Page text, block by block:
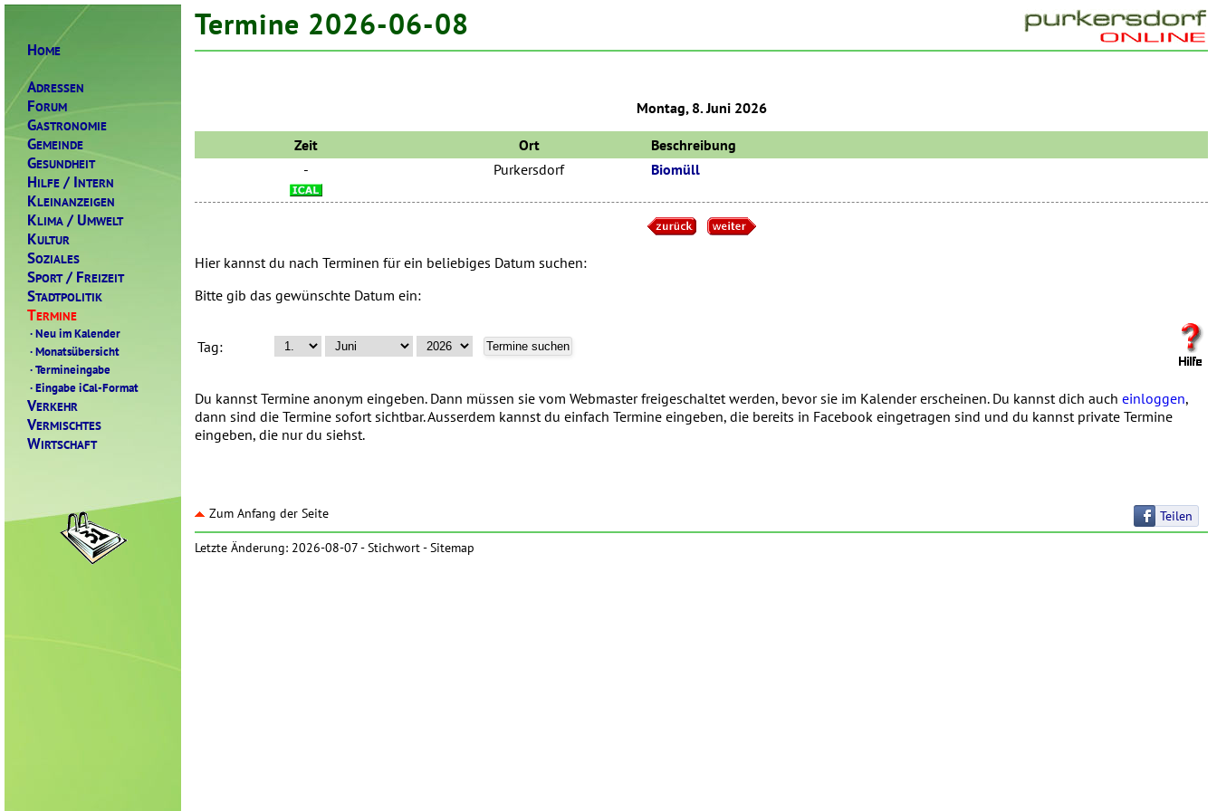
HOME
ADRESSEN
FORUM
GASTRONOMIE
GEMEINDE
GESUNDHEIT
HILFE / INTERN
KLEINANZEIGEN
KLIMA / UMWELT
KULTUR
SOZIALES
SPORT/ FREIZEIT
STADTPOLITIK
TERMINE
·Neu im Kalender
·Monatsübersicht
·Termineingabe
·Eingabe iCal-Format
VERKEHR
VERMISCHTES
WIRTSCHAFT
Termine 2026-06-08
Montag, 8. Juni 2026
Zeit Ort
Beschreibung
-
Purkersdorf Biomüll
Hier kannst du nach Terminen für ein beliebiges Datum suchen:
Bitte gib das gewünschte Datum ein:
Tag:
Du kannst Termine anonym eingeben. Dann müssen sie vom Webmaster freigeschaltet werden, bevor sie im Kalender erscheinen. Du kannst dich auch einloggen,
dann sind die Termine sofort sichtbar. Ausserdem kannst du einfach Termine eingeben, die bereits in Facebook eingetragen sind und du kannst private Termine
eingeben, die nur du siehst.
Teilen
Zum Anfang der Seite
Letzte Änderung: 2026-08-07 -Stichwort-Sitemap